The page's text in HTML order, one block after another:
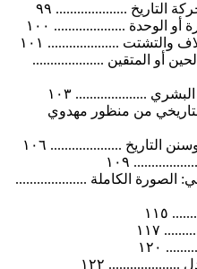
.................... ٩٩
.................... ١٠٠
.................... ١٠١
المتقين ....................
١٠٣
من منظور مهدوي
.................... ١٠٦
١٠٩
الكاملة ....................
١٢٢